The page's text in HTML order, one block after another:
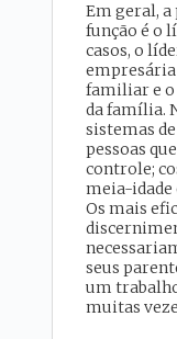
Em geral, a
função é o
casos, o
empresária
familiar e
da família.
sistemas
pessoas
controle;
meia-idade
Os mais
seus
um
muitas